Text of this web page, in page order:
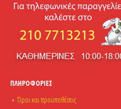
ΠΛΗΡΟΦΟΡΊΕΣ
Όροι και προϋποθέσεις